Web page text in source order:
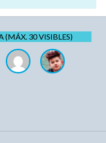
(MÁX. 30 VISIBLES)